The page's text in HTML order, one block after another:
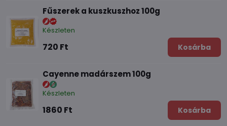
Fűszerek a kuszkuszhoz 100g
Készleten
720 Ft Kosárba
Cayenne madárszem 100g
Készleten
1860 Ft Kosárba